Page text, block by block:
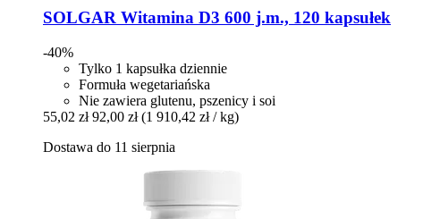
SOLGAR Witamina D3 600 j.m., 120 kapsułek
-40%
Tylko 1 kapsułka dziennie
Formuła wegetariańska
Nie zawiera glutenu, pszenicy i soi
55,02 zł 92,00 zł (1 910,42 zł / kg)
Dostawa do 11 sierpnia